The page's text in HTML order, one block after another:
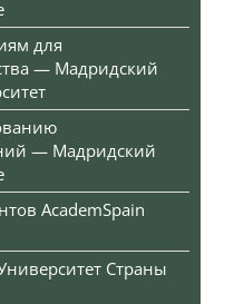
для
— Мадридский
— Мадридский
AcademSpain
Страны